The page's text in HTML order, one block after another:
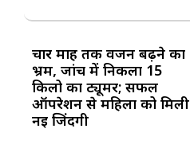
चार माह तक वजन बढ़ने का
भ्रम, जांच में निकला 15
किलो का ट्यूमर; सफल
ऑपरेशन से महिला को मिली
नई जिंदगी